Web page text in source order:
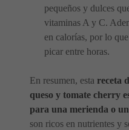
pequeños y dulces
vitaminas A y C.
en calorías, por lo
picar entre horas.
En resumen, esta receta
queso y tomate cherry
para una merienda o
son ricos en nutrientes y